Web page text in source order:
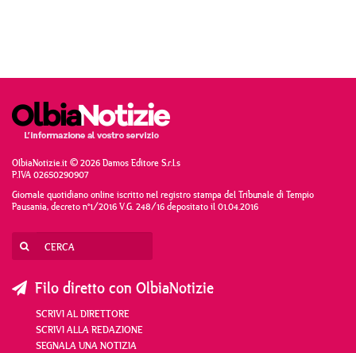
OlbiaNotizie.it © 2026 Damos Editore S.r.l.s
P.IVA 02650290907
Giornale quotidiano online iscritto nel registro stampa del Tribunale di Tempio
Pausania, decreto n°1/2016 V.G. 248/16 depositato il 01.04.2016
Filo diretto con OlbiaNotizie
SCRIVI AL DIRETTORE
SCRIVI ALLA REDAZIONE
SEGNALA UNA NOTIZIA